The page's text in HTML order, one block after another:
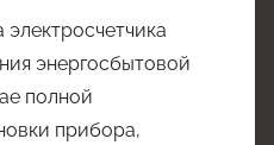
энергосбытовой
полной
прибора,